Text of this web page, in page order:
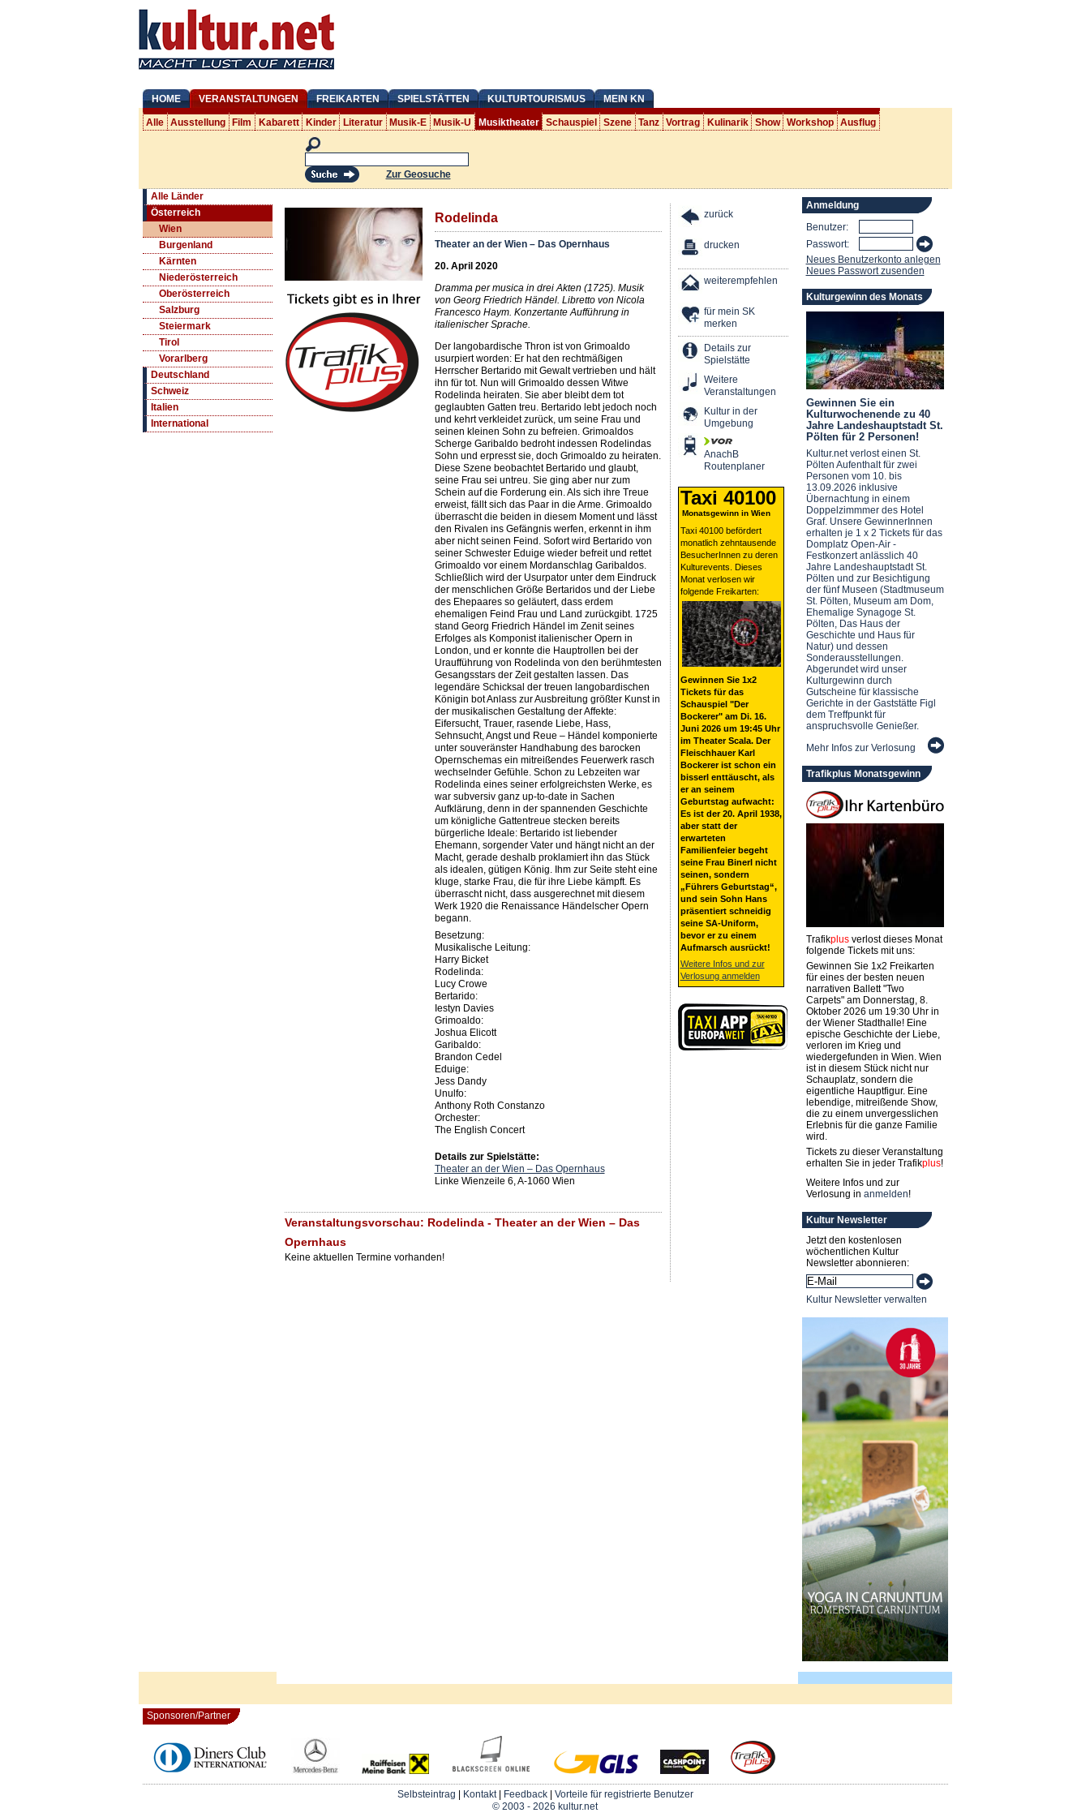
HOME VERANSTALTUNGEN FREIKARTEN SPIELSTÄTTEN KULTURTOURISMUS MEIN KN
Alle Ausstellung Film Kabarett Kinder Literatur Musik-E Musik-U Musiktheater Schauspiel Szene Tanz Vortrag Kulinarik Show Workshop Ausflug
Zur Geosuche
Alle Länder
Österreich
Wien
Burgenland
Kärnten
Niederösterreich
Oberösterreich
Salzburg
Steiermark
Tirol
Vorarlberg
Deutschland
Schweiz
Italien
International
Rodelinda
Theater an der Wien – Das Opernhaus
20. April 2020
Dramma per musica in drei Akten (1725). Musik
von Georg Friedrich Händel. Libretto von Nicola
Francesco Haym. Konzertante Aufführung in
italienischer Sprache.
Der langobardische Thron ist von Grimoaldo
usurpiert worden: Er hat den rechtmäßigen
Herrscher Bertarido mit Gewalt vertrieben und hält
ihn für tot. Nun will Grimoaldo dessen Witwe
Rodelinda heiraten. Sie aber bleibt dem tot
geglaubten Gatten treu. Bertarido lebt jedoch noch
und kehrt verkleidet zurück, um seine Frau und
seinen kleinen Sohn zu befreien. Grimoaldos
Scherge Garibaldo bedroht indessen Rodelindas
Sohn und erpresst sie, doch Grimoaldo zu heiraten.
Diese Szene beobachtet Bertarido und glaubt,
seine Frau sei untreu. Sie ging aber nur zum
Schein auf die Forderung ein. Als sich ihre Treue
erweist, fällt sich das Paar in die Arme. Grimoaldo
überrascht die beiden in diesem Moment und lässt
den Rivalen ins Gefängnis werfen, erkennt in ihm
aber nicht seinen Feind. Sofort wird Bertarido von
seiner Schwester Eduige wieder befreit und rettet
Grimoaldo vor einem Mordanschlag Garibaldos.
Schließlich wird der Usurpator unter dem Eindruck
der menschlichen Größe Bertaridos und der Liebe
des Ehepaares so geläutert, dass erdem
ehemaligen Feind Frau und Land zurückgibt. 1725
stand Georg Friedrich Händel im Zenit seines
Erfolges als Komponist italienischer Opern in
London, und er konnte die Hauptrollen bei der
Uraufführung von Rodelinda von den berühmtesten
Gesangsstars der Zeit gestalten lassen. Das
legendäre Schicksal der treuen langobardischen
Königin bot Anlass zur Ausbreitung größter Kunst in
der musikalischen Gestaltung der Affekte:
Eifersucht, Trauer, rasende Liebe, Hass,
Sehnsucht, Angst und Reue – Händel komponierte
unter souveränster Handhabung des barocken
Opernschemas ein mitreißendes Feuerwerk rasch
wechselnder Gefühle. Schon zu Lebzeiten war
Rodelinda eines seiner erfolgreichsten Werke, es
war subversiv ganz up-to-date in Sachen
Aufklärung, denn in der spannenden Geschichte
um königliche Gattentreue stecken bereits
bürgerliche Ideale: Bertarido ist liebender
Ehemann, sorgender Vater und hängt nicht an der
Macht, gerade deshalb proklamiert ihn das Stück
als idealen, gütigen König. Ihm zur Seite steht eine
kluge, starke Frau, die für ihre Liebe kämpft. Es
überrascht nicht, dass ausgerechnet mit diesem
Werk 1920 die Renaissance Händelscher Opern
begann.
Besetzung:
Musikalische Leitung:
Harry Bicket
Rodelinda:
Lucy Crowe
Bertarido:
Iestyn Davies
Grimoaldo:
Joshua Elicott
Garibaldo:
Brandon Cedel
Eduige:
Jess Dandy
Unulfo:
Anthony Roth Constanzo
Orchester:
The English Concert
Details zur Spielstätte:
Theater an der Wien – Das Opernhaus
Linke Wienzeile 6, A-1060 Wien
Veranstaltungsvorschau: Rodelinda - Theater an der Wien – Das
Opernhaus
Keine aktuellen Termine vorhanden!
zurück
drucken
weiterempfehlen
für mein SK
merken
Details zur
Spielstätte
Weitere
Veranstaltungen
Kultur in der
Umgebung
AnachB
Routenplaner
Taxi 40100
Monatsgewinn in Wien
Taxi 40100 befördert
monatlich zehntausende
BesucherInnen zu deren
Kulturevents. Dieses
Monat verlosen wir
folgende Freikarten:
Gewinnen Sie 1x2
Tickets für das
Schauspiel "Der
Bockerer" am Di. 16.
Juni 2026 um 19:45 Uhr
im Theater Scala. Der
Fleischhauer Karl
Bockerer ist schon ein
bisserl enttäuscht, als
er an seinem
Geburtstag aufwacht:
Es ist der 20. April 1938,
aber statt der
erwarteten
Familienfeier begeht
seine Frau Binerl nicht
seinen, sondern
„Führers Geburtstag“,
und sein Sohn Hans
präsentiert schneidig
seine SA-Uniform,
bevor er zu einem
Aufmarsch ausrückt!
Weitere Infos und zur
Verlosung anmelden
Anmeldung
Benutzer:
Passwort:
Neues Benutzerkonto anlegen
Neues Passwort zusenden
Kulturgewinn des Monats
Gewinnen Sie ein
Kulturwochenende zu 40
Jahre Landeshauptstadt St.
Pölten für 2 Personen!
Kultur.net verlost einen St.
Pölten Aufenthalt für zwei
Personen vom 10. bis
13.09.2026 inklusive
Übernachtung in einem
Doppelzimmmer des Hotel
Graf. Unsere GewinnerInnen
erhalten je 1 x 2 Tickets für das
Domplatz Open-Air -
Festkonzert anlässlich 40
Jahre Landeshauptstadt St.
Pölten und zur Besichtigung
der fünf Museen (Stadtmuseum
St. Pölten, Museum am Dom,
Ehemalige Synagoge St.
Pölten, Das Haus der
Geschichte und Haus für
Natur) und dessen
Sonderausstellungen.
Abgerundet wird unser
Kulturgewinn durch
Gutscheine für klassische
Gerichte in der Gaststätte Figl
dem Treffpunkt für
anspruchsvolle Genießer.
Mehr Infos zur Verlosung
Trafikplus Monatsgewinn
Trafikplusverlost dieses Monat
folgende Tickets mit uns:
Gewinnen Sie 1x2 Freikarten
für eines der besten neuen
narrativen Ballett "Two
Carpets" am Donnerstag, 8.
Oktober 2026 um 19:30 Uhr in
der Wiener Stadthalle! Eine
epische Geschichte der Liebe,
verloren im Krieg und
wiedergefunden in Wien. Wien
ist in diesem Stück nicht nur
Schauplatz, sondern die
eigentliche Hauptfigur. Eine
lebendige, mitreißende Show,
die zu einem unvergesslichen
Erlebnis für die ganze Familie
wird.
Tickets zu dieser Veranstaltung
erhalten Sie in jeder Trafikplus!
Weitere Infos und zur
Verlosung in anmelden!
Kultur Newsletter
Jetzt den kostenlosen
wöchentlichen Kultur
Newsletter abonnieren:
Kultur Newsletter verwalten
Sponsoren/Partner
Selbsteintrag Kontakt| Feedback| Vorteile für registrierte Benutzer
© 2003 - 2026 kultur.net